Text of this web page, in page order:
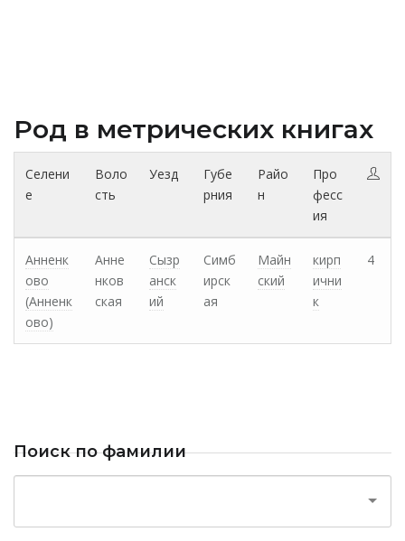
Род в метрических книгах
Селени
е
Воло
сть
Уезд
Губе
рния
Райо
н
Про
фесс
ия
Анненк
ово
(Анненк
ово)
Анне
нков
ская
Сызр
анск
ий
Симб
ирск
ая
Майн
ский
кирп
ични
к
4
Поиск по фамилии